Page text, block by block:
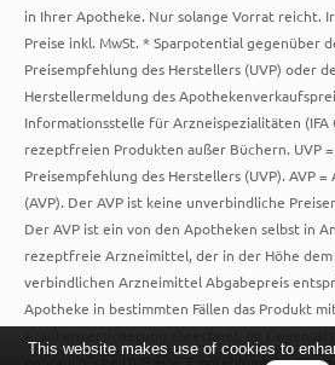
in Ihrer Apotheke. Nur solange Vorrat reicht.
Preise inkl. MwSt. * Sparpotential gegenüber
Preisempfehlung des Herstellers (UVP) oder
Herstellermeldung des
Informationsstelle für Arzneispezialitäten (IFA
rezeptfreien Produkten außer Büchern. UVP
Preisempfehlung des Herstellers (UVP). AVP
(AVP). Der AVP ist keine unverbindliche
Der AVP ist ein von den Apotheken selbst in
rezeptfreie Arzneimittel, der in der Höhe
verbindlichen Arzneimittel Abgabepreis
Apotheke in bestimmten Fällen das Produkt
gebräuchliche UVP eine Empfehlung der
This website makes use of cookies to